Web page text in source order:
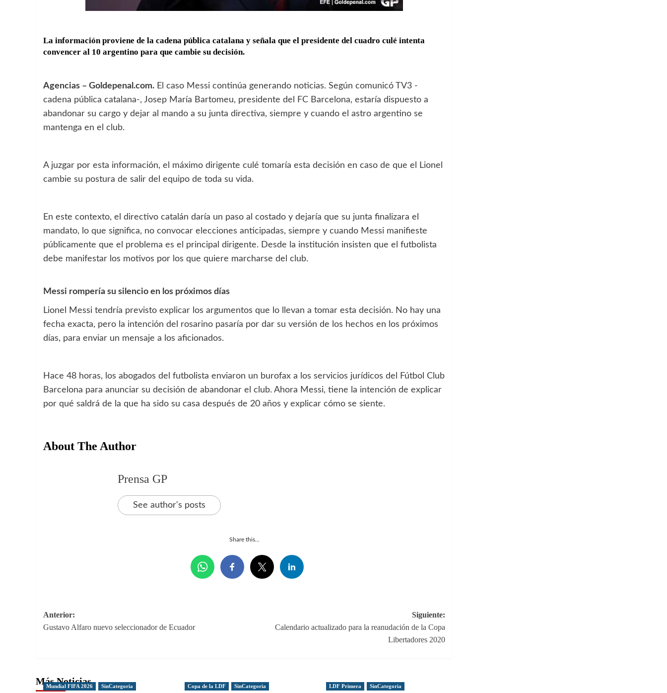
La información proviene de la cadena pública catalana y señala que el presidente del cuadro culé intenta
convencer al 10 argentino para que cambie su decisión.
Agencias – Goldepenal.com. El caso Messi continúa generando noticias. Según comunicó TV3 -
cadena pública catalana-, Josep María Bartomeu, presidente del FC Barcelona, estaría dispuesto a
abandonar su cargo y dejar al mando a su junta directiva, siempre y cuando el astro argentino se
mantenga en el club.
A juzgar por esta información, el máximo dirigente culé tomaría esta decisión en caso de que el Lionel
cambie su postura de salir del equipo de toda su vida.
En este contexto, el directivo catalán daría un paso al costado y dejaría que su junta finalizara el
mandato, lo que significa, no convocar elecciones anticipadas, siempre y cuando Messi manifieste
públicamente que el problema es el principal dirigente. Desde la institución insisten que el futbolista
debe manifestar los motivos por los que quiere marcharse del club.
Messi rompería su silencio en los próximos días
Lionel Messi tendría previsto explicar los argumentos que lo llevan a tomar esta decisión. No hay una
fecha exacta, pero la intención del rosarino pasaría por dar su versión de los hechos en los próximos
días, para enviar un mensaje a los aficionados.
Hace 48 horas, los abogados del futbolista enviaron un burofax a los servicios jurídicos del Fútbol Club
Barcelona para anunciar su decisión de abandonar el club. Ahora Messi, tiene la intención de explicar
por qué saldrá de la que ha sido su casa después de 20 años y explicar cómo se siente.
About The Author
Prensa GP
See author's posts
Share this...
Navegación
de
Anterior:
Gustavo Alfaro nuevo seleccionador de Ecuador
Siguiente:
Calendario actualizado para la reanudación de la Copa
Libertadores 2020
Más Noticias
Mundial FIFA 2026 SinCategoria Copa de la LDF SinCategoria LDF Primera SinCategoria